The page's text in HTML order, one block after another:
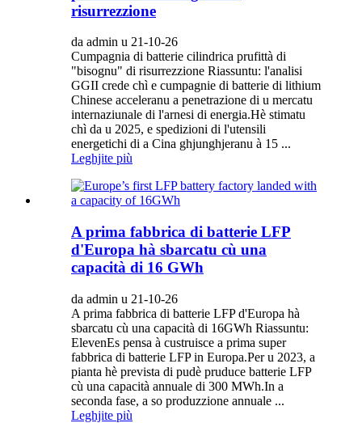
risurrezzione
da admin u 21-10-26
Cumpagnia di batterie cilindrica prufittà di
"bisognu" di risurrezzione Riassuntu: l'analisi
GGII crede chì e cumpagnie di batterie di lithium
Chinese acceleranu a penetrazione di u mercatu
internaziunale di l'arnesi di energia.Hè stimatu
chì da u 2025, e spedizioni di l'utensili
energetichi di a Cina ghjunghjeranu à 15 ...
Leghjite più
A prima fabbrica di batterie LFP
d'Europa hà sbarcatu cù una
capacità di 16 GWh
da admin u 21-10-26
A prima fabbrica di batterie LFP d'Europa hà
sbarcatu cù una capacità di 16GWh Riassuntu:
ElevenEs pensa à custruisce a prima super
fabbrica di batterie LFP in Europa.Per u 2023, a
pianta hè prevista di pudè pruduce batterie LFP
cù una capacità annuale di 300 MWh.In a
seconda fase, a so produzzione annuale ...
Leghjite più